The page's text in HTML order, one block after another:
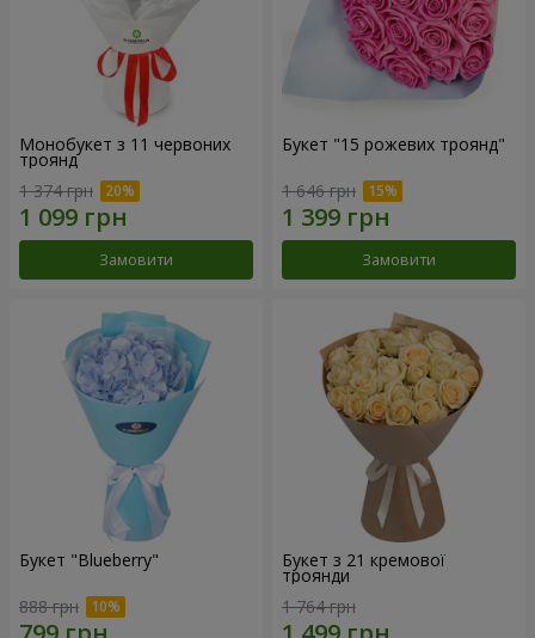
Монобукет з 11 червоних
троянд
1 374 грн
Замовити
Букет "15 рожевих троянд"
1 646 грн
Замовити
Букет "Blueberry"
888 грн
Букет з 21 кремової
троянди
1 764 грн